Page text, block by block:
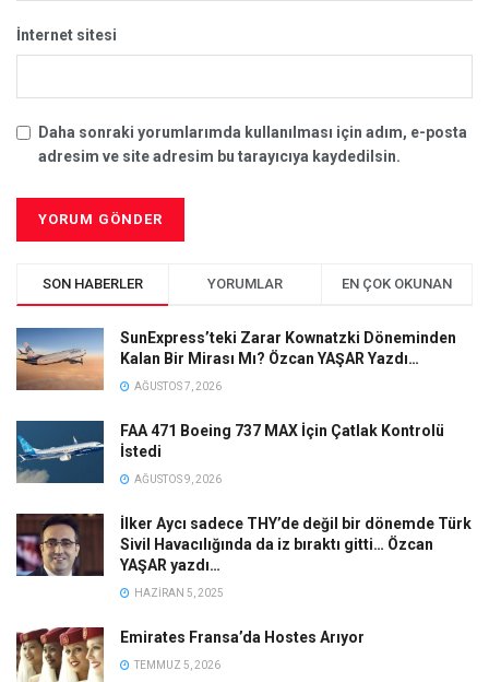
İnternet sitesi
Daha sonraki yorumlarımda kullanılması için adım, e-posta
adresim ve site adresim bu tarayıcıya kaydedilsin.
SON HABERLER YORUMLAR EN ÇOK OKUNAN
SunExpress’teki Zarar Kownatzki Döneminden
Kalan Bir Mirası Mı? Özcan YAŞAR Yazdı…
AĞUSTOS 7, 2026
FAA 471 Boeing 737 MAX İçin Çatlak Kontrolü
İstedi
AĞUSTOS 9, 2026
İlker Aycı sadece THY’de değil bir dönemde Türk
Sivil Havacılığında da iz bıraktı gitti… Özcan
YAŞAR yazdı…
HAZIRAN 5, 2025
Emirates Fransa’da Hostes Arıyor
TEMMUZ 5, 2026